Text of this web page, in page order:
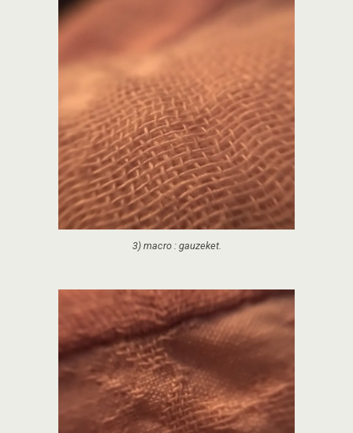
3) macro : gauzeket.